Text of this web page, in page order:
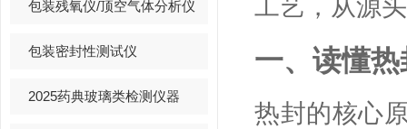
包装残氧仪/顶空气体分析仪
包装密封性测试仪
2025药典玻璃类检测仪器
工艺，从源
一、读懂
热封的核心